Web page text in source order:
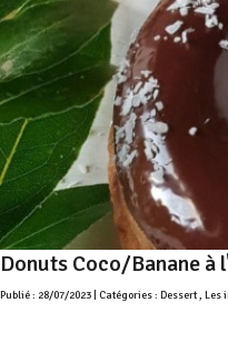
Donuts Coco/Banane à
Publié : 28/07/2023 | Catégories : Dessert, Les